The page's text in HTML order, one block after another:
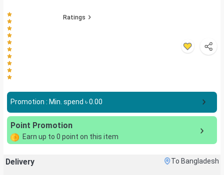
Ratings
Promotion : Min. spend ৳0.00
Point Promotion
Earn up to 0 point on this item
Delivery To Bangladesh